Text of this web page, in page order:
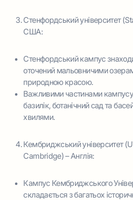
Стенфордський університет
США:
Стенфордський кампус
оточений мальовничими
природною красою.
Важливими частинами
базилік, ботанічний сад та
хвилями.
Кембриджський університет
Cambridge) – Англія:
Кампус Кембриджського
складається з багатьох